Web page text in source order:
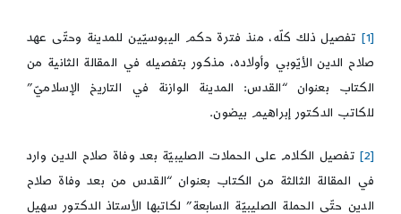
[1]
تفصيل ذلك كلّه، منذ فترة حكم اليبوسيّين للمدينة وحتّى عهد
صلاح الدين الأيّوبي وأولاده، مذكور بتفصيله في المقالة الثانية من
الكتاب بعنوان “القدس: المدينة الوازنة في التاريخ الإسلاميّ”
للكاتب الدكتور إبراهيم بيضون.
[2]
تفصيل الكلام على الحملات الصليبيّة بعد وفاة صلاح الدين وارد
في المقالة الثالثة من الكتاب بعنوان “القدس من بعد وفاة صلاح
الدين حتّى الحملة الصليبيّة السابعة” لكاتبها الأستاذ الدكتور سهيل